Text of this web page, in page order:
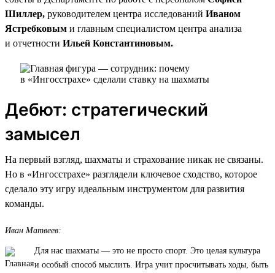
Шиллер, руководителем центра исследований Иваном
Ястребковым и главным специалистом центра анализа
и отчетности Ильей Константиновым.
Дебют: стратегический
замысел
На первый взгляд, шахматы и страхование никак не связаны.
Но в «Ингосстрахе» разглядели ключевое сходство, которое
сделало эту игру идеальным инструментом для развития
команды.
Иван Матвеев:
Для нас шахматы — это не просто спорт. Это целая культура
и особый способ мыслить. Игра учит просчитывать ходы, быть